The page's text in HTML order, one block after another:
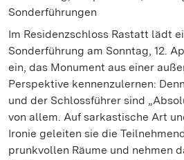
Sonderführungen
Im Residenzschloss Rastatt lädt
Sonderführung am Sonntag, 12.
ein, das Monument aus einer
Perspektive kennenzulernen:
und der Schlossführer sind
von allem. Auf sarkastische Art
Ironie geleiten sie die
prunkvollen Räume und nehmen